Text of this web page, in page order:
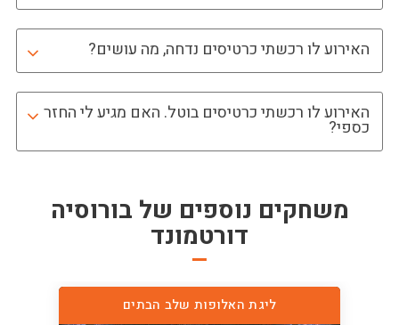
האירוע לו רכשתי כרטיסים נדחה, מה עושים?
האירוע לו רכשתי כרטיסים בוטל. האם מגיע לי החזר
כספי?
משחקים נוספים של בורוסיה
דורטמונד
ליגת האלופות שלב הבתים